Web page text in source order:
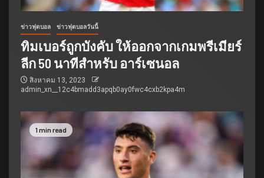
ข่าวฟุตบอล ข่าวฟุตบอลวันนี้
ทิมเบอร์ถูกบังคับ ให้ออกจากเกมพรีเมียร์
ลีก 50 นาทีสำหรับ อาร์เซนอล
สิงหาคม 13, 2023
admin_xn__12c4bmadd3apqb0ay0fwc4cxb2kpa4m
1 min read